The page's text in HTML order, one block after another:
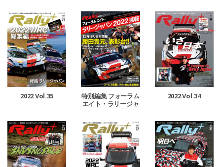
2022 Vol.35
特別編集 フォーラム
エイト・ラリージャ
パン 2022 速報
2022 Vol.34